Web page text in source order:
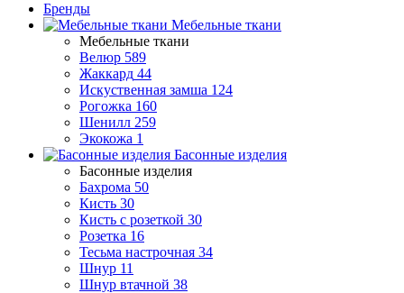
Бренды
Мебельные ткани
Мебельные ткани
Велюр 589
Жаккард 44
Искуственная замша 124
Рогожка 160
Шенилл 259
Экокожа 1
Басонные изделия
Басонные изделия
Бахрома 50
Кисть 30
Кисть с розеткой 30
Розетка 16
Тесьма настрочная 34
Шнур 11
Шнур втачной 38